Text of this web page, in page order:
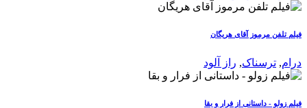
فیلم تلفن مرموز آقای هریگان
درام, ترسناک, راز آلود
فیلم زولو - داستانی از فرار و بقا